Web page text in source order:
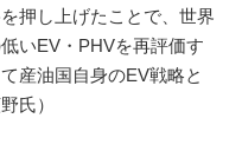
押し上げたことで、世界
いEV・PHVを再評価す
産油国自身のEV戦略と
氏）